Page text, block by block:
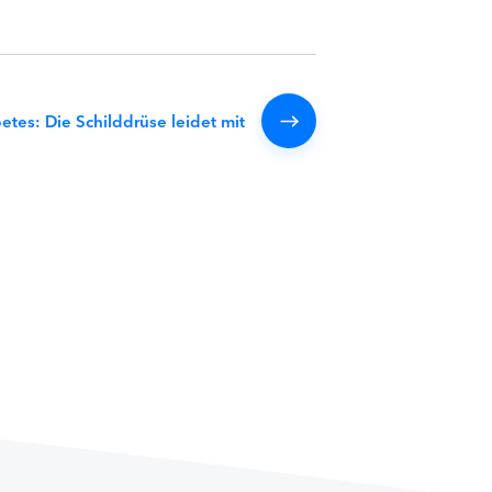
Die Schilddrüse leidet mit